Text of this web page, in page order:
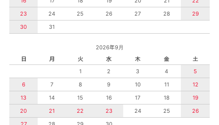
23
24 25 26 27 28
29
30
31
2026年9月
日
月 火 水 木 金
土
1
2 3 4
5
6
7 8 9 10 11
12
13
14 15 16 17 18
19
20
21 22 23 24 25
26